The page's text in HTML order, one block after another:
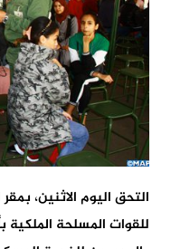
التحق اليوم الاثنين،
للقوات المسلحة الملكية